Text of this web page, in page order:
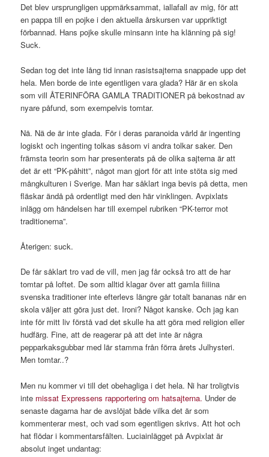
Det blev ursprungligen uppmärksammat, iallafall av mig, för att
en pappa till en pojke i den aktuella årskursen var uppriktigt
förbannad. Hans pojke skulle minsann inte ha klänning på sig!
Suck.
Sedan tog det inte lång tid innan rasistsajterna snappade upp det
hela. Men borde de inte egentligen vara glada? Här är en skola
som vill ÅTERINFÖRA GAMLA TRADITIONER på bekostnad av
nyare påfund, som exempelvis tomtar.
Nä. Nä de är inte glada. För i deras paranoida värld är ingenting
logiskt och ingenting tolkas såsom vi andra tolkar saker. Den
främsta teorin som har presenterats på de olika sajterna är att
det är ett “PK-påhitt”, något man gjort för att inte stöta sig med
mångkulturen i Sverige. Man har såklart inga bevis på detta, men
fläskar ändå på ordentligt med den här vinklingen. Avpixlats
inlägg om händelsen har till exempel rubriken “PK-terror mot
traditionerna”.
Återigen: suck.
De får såklart tro vad de vill, men jag får också tro att de har
tomtar på loftet. De som alltid klagar över att gamla fiiiina
svenska traditioner inte efterlevs längre går totalt bananas när en
skola väljer att göra just det. Ironi? Något kanske. Och jag kan
inte för mitt liv förstå vad det skulle ha att göra med religion eller
hudfärg. Fine, att de reagerar på att det inte är några
pepparkaksgubbar med lär stamma från förra årets Julhysteri.
Men tomtar..?
Men nu kommer vi till det obehagliga i det hela. Ni har troligtvis
inte missat Expressens rapportering om hatsajterna. Under de
senaste dagarna har de avslöjat både vilka det är som
kommenterar mest, och vad som egentligen skrivs. Att hot och
hat flödar i kommentarsfälten. Luciainlägget på Avpixlat är
absolut inget undantag: